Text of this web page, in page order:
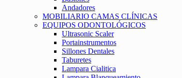
Andadores
MOBILIARIO CAMAS CLÍNICAS
EQUIPOS ODONTOLÓGICOS
Ultrasonic Scaler
Portainstrumentos
Sillones Dentales
Taburetes
Lampara Cialitica